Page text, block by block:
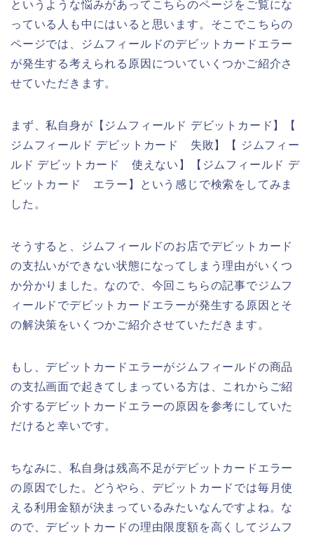
というような悩みがあってこちらのページをご覧にな
っている人も中にはいると思います。そこでこちらの
ページでは、ジムフィールドのデビットカードエラー
が発生する考えられる原因についていくつかご紹介さ
せていただきます。
まず、私自身が【ジムフィールド デビットカード】【
ジムフィールド デビットカード 失敗】【 ジムフィー
ルド デビットカード 使えない】【ジムフィールド デ
ビットカード エラー】という感じで検索をしてみま
した。
そうすると、ジムフィールドのお店でデビットカード
の支払いができない状態になってしまう理由がいくつ
か分かりました。なので、今回こちらの記事でジムフ
ィールドでデビットカードエラーが発生する原因とそ
の解決策をいくつかご紹介させていただきます。
もし、デビットカードエラーがジムフィールドの商品
の支払画面で起きてしまっている方は、これからご紹
介するデビットカードエラーの原因を参考にしていた
だけると幸いです。
ちなみに、私自身は残高不足がデビットカードエラー
の原因でした。どうやら、デビットカードでは毎月使
える利用金額が決まっているみたいなんですよね。な
ので、デビットカードの理由限度額を高くしてジムフ